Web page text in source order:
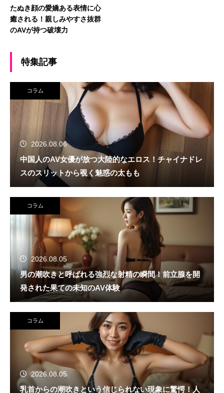
たぬき顔の愛嬌ある表情に心
癒される！親しみやすさ抜群
のAVが持つ破壊力
特集記事
コラム
2026.08.06
中国人のAV女優が放つ大陸的なエロス！チャイナドレ
スのスリットから覗く魅惑の太もも
コラム
2026.08.05
男の潮吹きと呼ばれる強烈な射精の瞬間！前立腺を開
発された果ての未知のAV体験
コラム
2026.08.05
乳首からの潮吹きという信じられない現象に驚愕！人